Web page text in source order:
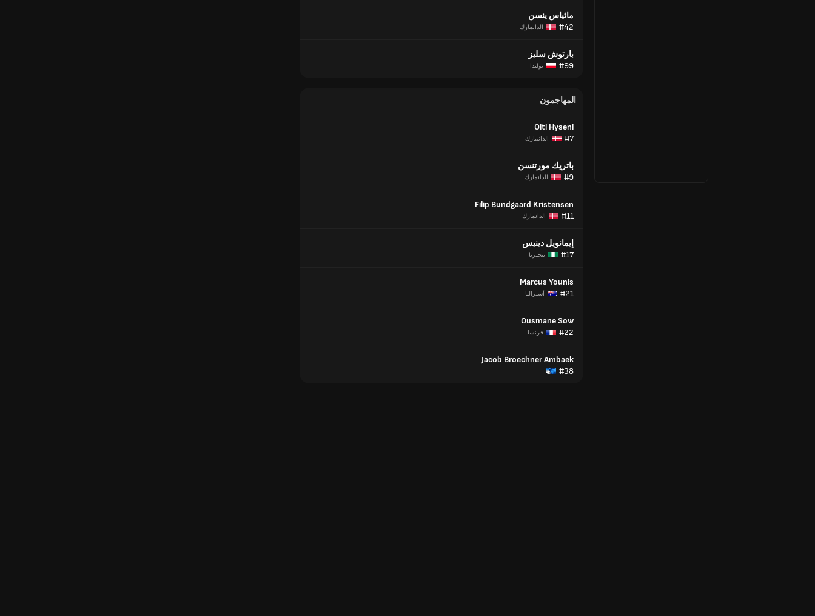
ماثياس ينسن
#42
الدانمارك
بارتوش سليز
#99
بولندا
المهاجمون
Olti Hyseni
#7
الدانمارك
باتريك مورتنسن
#9
الدانمارك
Filip Bundgaard Kristensen
#11
الدانمارك
إيمانويل دينيس
#17
نيجيريا
Marcus Younis
#21
أستراليا
Ousmane Sow
#22
فرنسا
Jacob Broechner Ambaek
#38